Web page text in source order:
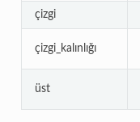
çizgi
çizgi_kalınlığı
üst